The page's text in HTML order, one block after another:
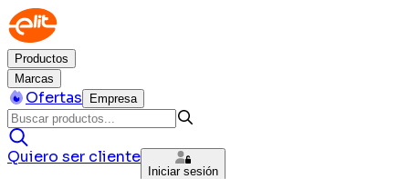
Productos
Marcas
Ofertas Empresa
Quiero ser cliente
Iniciar sesión